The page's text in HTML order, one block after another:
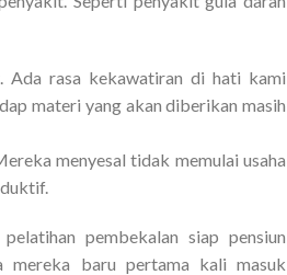
Ada rasa kekawatiran di hati kami
materi yang akan diberikan masih
menyesal tidak memulai usaha
pembekalan siap pensiun
mereka baru pertama kali masuk